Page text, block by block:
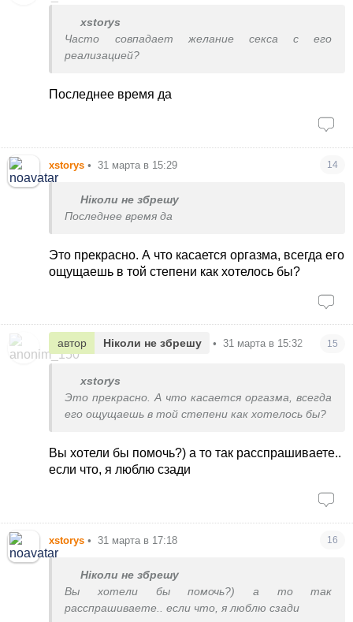
xstorys
Часто совпадает желание секса с его
реализацией?
Последнее время да
xstorys • 31 марта в 15:29 14
Ніколи не збрешу
Последнее время да
Это прекрасно. А что касается оргазма, всегда его
ощущаешь в той степени как хотелось бы?
автор Ніколи не збрешу • 31 марта в 15:32 15
xstorys
Это прекрасно. А что касается оргазма, всегда
его ощущаешь в той степени как хотелось бы?
Вы хотели бы помочь?) а то так расспрашиваете..
если что, я люблю сзади
xstorys • 31 марта в 17:18 16
Ніколи не збрешу
Вы хотели бы помочь?) а то так
расспрашиваете.. если что, я люблю сзади